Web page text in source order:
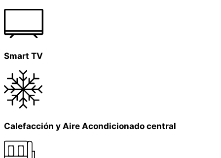
Smart TV
Calefacción y Aire Acondicionado central